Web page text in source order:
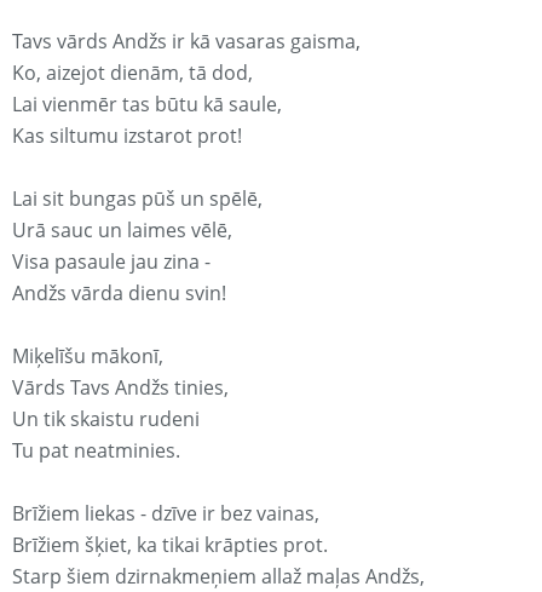
Tavs vārds Andžs ir kā vasaras gaisma,
Ko, aizejot dienām, tā dod,
Lai vienmēr tas būtu kā saule,
Kas siltumu izstarot prot!
Lai sit bungas pūš un spēlē,
Urā sauc un laimes vēlē,
Visa pasaule jau zina -
Andžs vārda dienu svin!
Miķelīšu mākonī,
Vārds Tavs Andžs tinies,
Un tik skaistu rudeni
Tu pat neatminies.
Brīžiem liekas - dzīve ir bez vainas,
Brīžiem šķiet, ka tikai krāpties prot.
Starp šiem dzirnakmeņiem allaž maļas Andžs,